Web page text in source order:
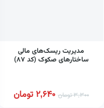
مدیریت ریسک‌های مالی
ساختارهای صکوک (کد ۸۷)
3,300تومان 2,640تومان